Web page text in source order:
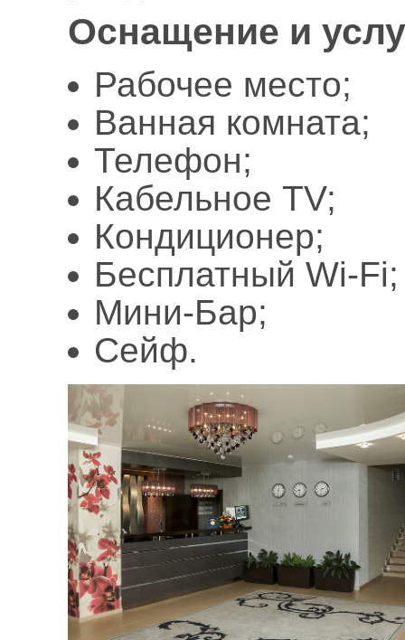
Оснащение и
Рабочее место;
Ванная комната;
Телефон;
Кабельное TV;
Кондиционер;
Бесплатный Wi-Fi;
Мини-Бар;
Сейф.